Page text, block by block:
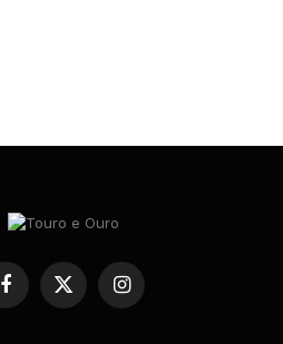
Facebook
X
(Twitter)
Instagram